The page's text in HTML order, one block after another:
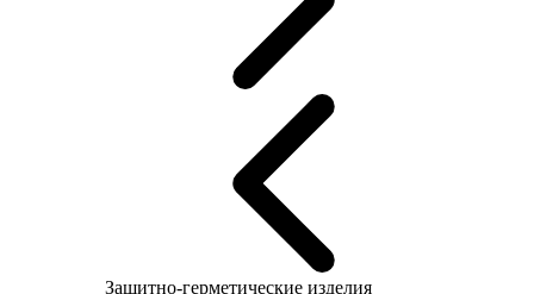
Защитно-герметические изделия